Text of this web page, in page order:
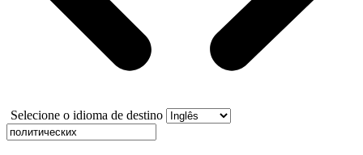
Selecione o idioma de destino